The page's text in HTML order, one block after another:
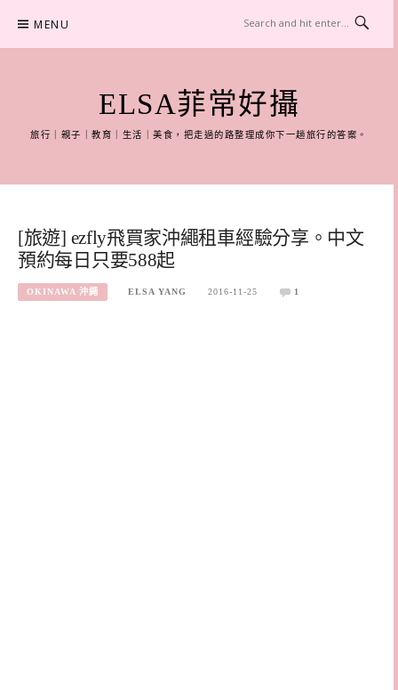
content
MENU
ELSA菲常好攝
旅行｜親子｜教育｜生活｜美食，把走過的路整理成你下一趟旅行的答案。
[旅遊] ezfly飛買家沖繩租車經驗分享。中文
預約每日只要588起
OKINAWA 沖繩 ELSA YANG 2016-11-25 1